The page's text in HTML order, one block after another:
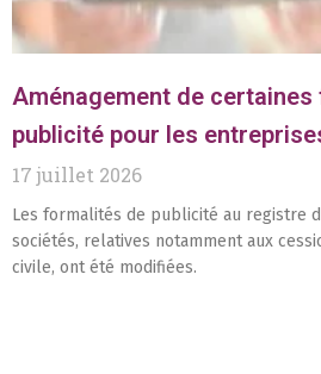
Aménagement de
publicité pour les
17 juillet 2026
Les formalités de publicité au registre
sociétés, relatives notamment aux
civile, ont été modifiées.